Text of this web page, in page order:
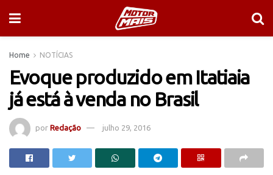
Home NOTÍCIAS
Evoque produzido em Itatiaia
já está à venda no Brasil
por Redação julho 29, 2016